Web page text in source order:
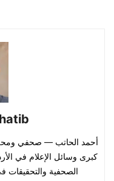
كبرى وسائل الإعلام في
الصحفية والتحقيقات